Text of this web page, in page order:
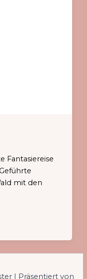
Fantasiereise
mit den
| Präsentiert von